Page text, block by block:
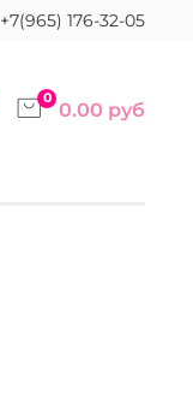
+7(965) 176-32-05
0 0.00 руб